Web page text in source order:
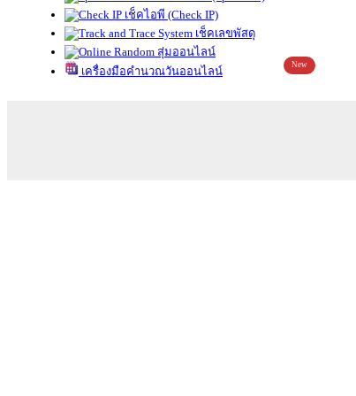
เช็คไอพี (Check IP)
เช็คเลขพัสดุ
สุ่มออนไลน์
เครื่องมือคำนวณวันออนไลน์
New